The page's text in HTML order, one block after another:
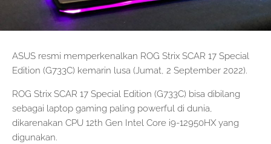
ASUS resmi memperkenalkan ROG Strix SCAR 17 Special
Edition (G733C) kemarin lusa (Jumat, 2 September 2022).
ROG Strix SCAR 17 Special Edition (G733C) bisa dibilang
sebagai laptop gaming paling powerful di dunia,
dikarenakan CPU 12th Gen Intel Core i9-12950HX yang
digunakan.